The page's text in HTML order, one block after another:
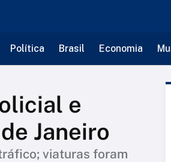
Política Brasil Economia
e
Janeiro
viaturas foram